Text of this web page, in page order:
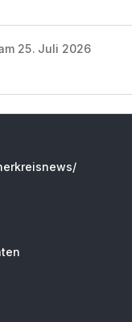
25. Juli 2026